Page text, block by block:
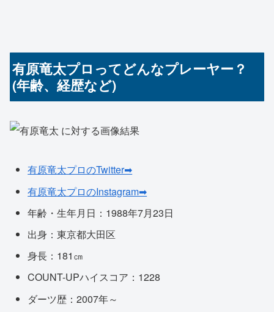
有原竜太プロってどんなプレーヤー？
(年齢、経歴など)
有原竜太プロのTwitter➡
有原竜太プロのInstagram➡
年齢・生年月日：1988年7月23日
出身：東京都大田区
身長：181㎝
COUNT-UPハイスコア：1228
ダーツ歴：2007年～